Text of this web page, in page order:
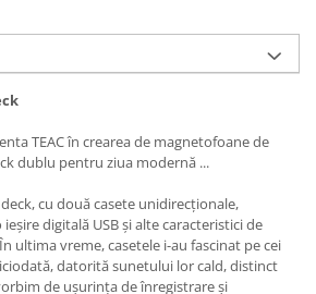
TEAC în crearea de magnetofoane de
dublu pentru ziua modernă ...
cu două casete unidirecționale,
digitală USB și alte caracteristici de
ultima vreme, casetele i-au fascinat pe cei
datorită sunetului lor cald, distinct
de ușurința de înregistrare și